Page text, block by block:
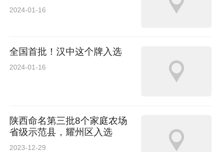
陕西省石头河水库灌溉中心汤峪水电站
中国建筑第八工程局西北分公司西安咸阳国际机
2024-01-16
全国首批！汉中这个牌入选
2024-01-16
陕西命名第三批8个家庭农场
省级示范县，耀州区入选
2023-12-29